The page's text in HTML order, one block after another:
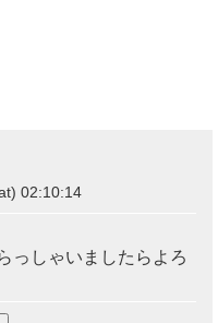
02:10:14
っしゃいましたらよろ